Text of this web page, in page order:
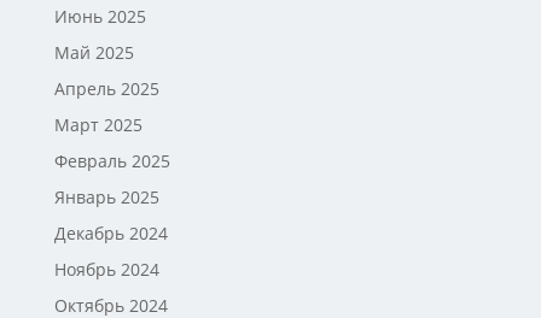
Июнь 2025
Май 2025
Апрель 2025
Март 2025
Февраль 2025
Январь 2025
Декабрь 2024
Ноябрь 2024
Октябрь 2024